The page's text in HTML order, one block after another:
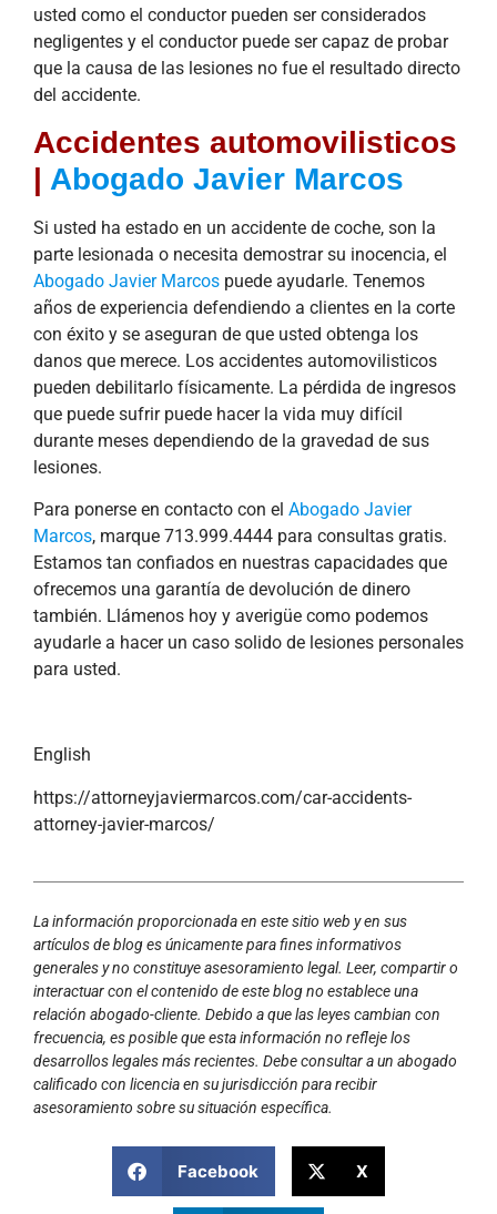
usted como el conductor pueden ser considerados
negligentes y el conductor puede ser capaz de probar
que la causa de las lesiones no fue el resultado directo
del accidente.
Accidentes automovilisticos
| Abogado Javier Marcos
Si usted ha estado en un accidente de coche, son la
parte lesionada o necesita demostrar su inocencia, el
Abogado Javier Marcos puede ayudarle. Tenemos
años de experiencia defendiendo a clientes en la corte
con éxito y se aseguran de que usted obtenga los
danos que merece. Los accidentes automovilisticos
pueden debilitarlo físicamente. La pérdida de ingresos
que puede sufrir puede hacer la vida muy difícil
durante meses dependiendo de la gravedad de sus
lesiones.
Para ponerse en contacto con el Abogado Javier
Marcos, marque 713.999.4444 para consultas gratis.
Estamos tan confiados en nuestras capacidades que
ofrecemos una garantía de devolución de dinero
también. Llámenos hoy y averigüe como podemos
ayudarle a hacer un caso solido de lesiones personales
para usted.
English
https://attorneyjaviermarcos.com/car-accidents-
attorney-javier-marcos/
La información proporcionada en este sitio web y en sus
artículos de blog es únicamente para fines informativos
generales y no constituye asesoramiento legal. Leer, compartir o
interactuar con el contenido de este blog no establece una
relación abogado-cliente. Debido a que las leyes cambian con
frecuencia, es posible que esta información no refleje los
desarrollos legales más recientes. Debe consultar a un abogado
calificado con licencia en su jurisdicción para recibir
asesoramiento sobre su situación específica.
Facebook X